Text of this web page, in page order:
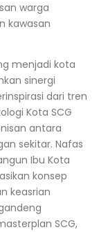
warga
kawasan
menjadi kota
sinergi
dari tren
Kota SCG
antara
sekitar. Nafas
Ibu Kota
konsep
keasrian
SCG,